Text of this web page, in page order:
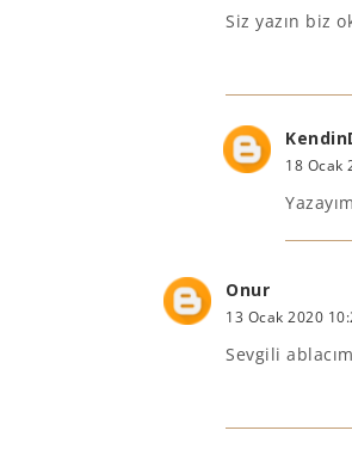
Siz yazın biz
18 Ocak
Onur
13 Ocak 2020
Sevgili